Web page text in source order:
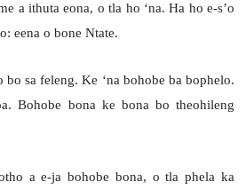
a ithuta eona, o tla ho ‘na. Ha ho e-s’o
eena o bone Ntate.
sa feleng. Ke ‘na bohobe ba bophelo.
Bohobe bona ke bona bo theohileng
a e-ja bohobe bona, o tla phela ka